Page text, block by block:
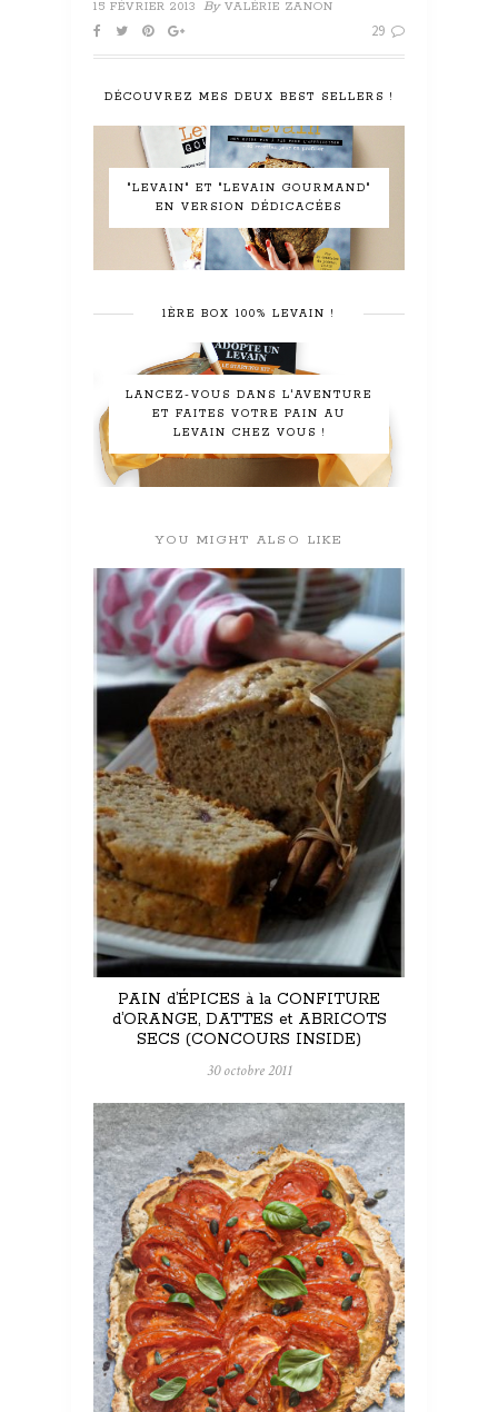
15 FÉVRIER 2013 By VALÉRIE ZANON
29
DÉCOUVREZ MES DEUX BEST SELLERS !
"LEVAIN" ET "LEVAIN GOURMAND"
EN VERSION DÉDICACÉES
1ÈRE BOX 100% LEVAIN !
LANCEZ-VOUS DANS L'AVENTURE
ET FAITES VOTRE PAIN AU
LEVAIN CHEZ VOUS !
YOU MIGHT ALSO LIKE
PAIN d’ÉPICES à la CONFITURE
d’ORANGE, DATTES et ABRICOTS
SECS (CONCOURS INSIDE)
30 octobre 2011